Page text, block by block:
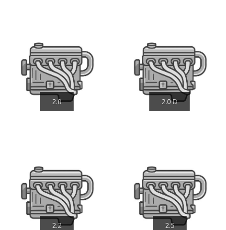
2.0 2.0 D
2.2 2.5